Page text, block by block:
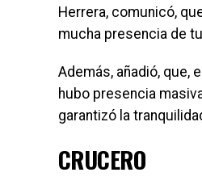
Herrera, comunicó,
mucha presencia de
Además, añadió, que,
hubo presencia
garantizó la
CRUCERO